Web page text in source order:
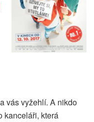
vás vyžehlí. A nikdo
kanceláři, která